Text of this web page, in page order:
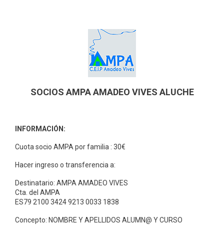
SOCIOS AMPA AMADEO VIVES ALUCHE
INFORMACIÓN:
Cuota socio AMPA por familia : 30€
Hacer ingreso o transferencia a:
Destinatario: AMPA AMADEO VIVES
Cta. del AMPA
ES79 2100 3424 9213 0033 1838
Concepto: NOMBRE Y APELLIDOS ALUMN@ Y CURSO